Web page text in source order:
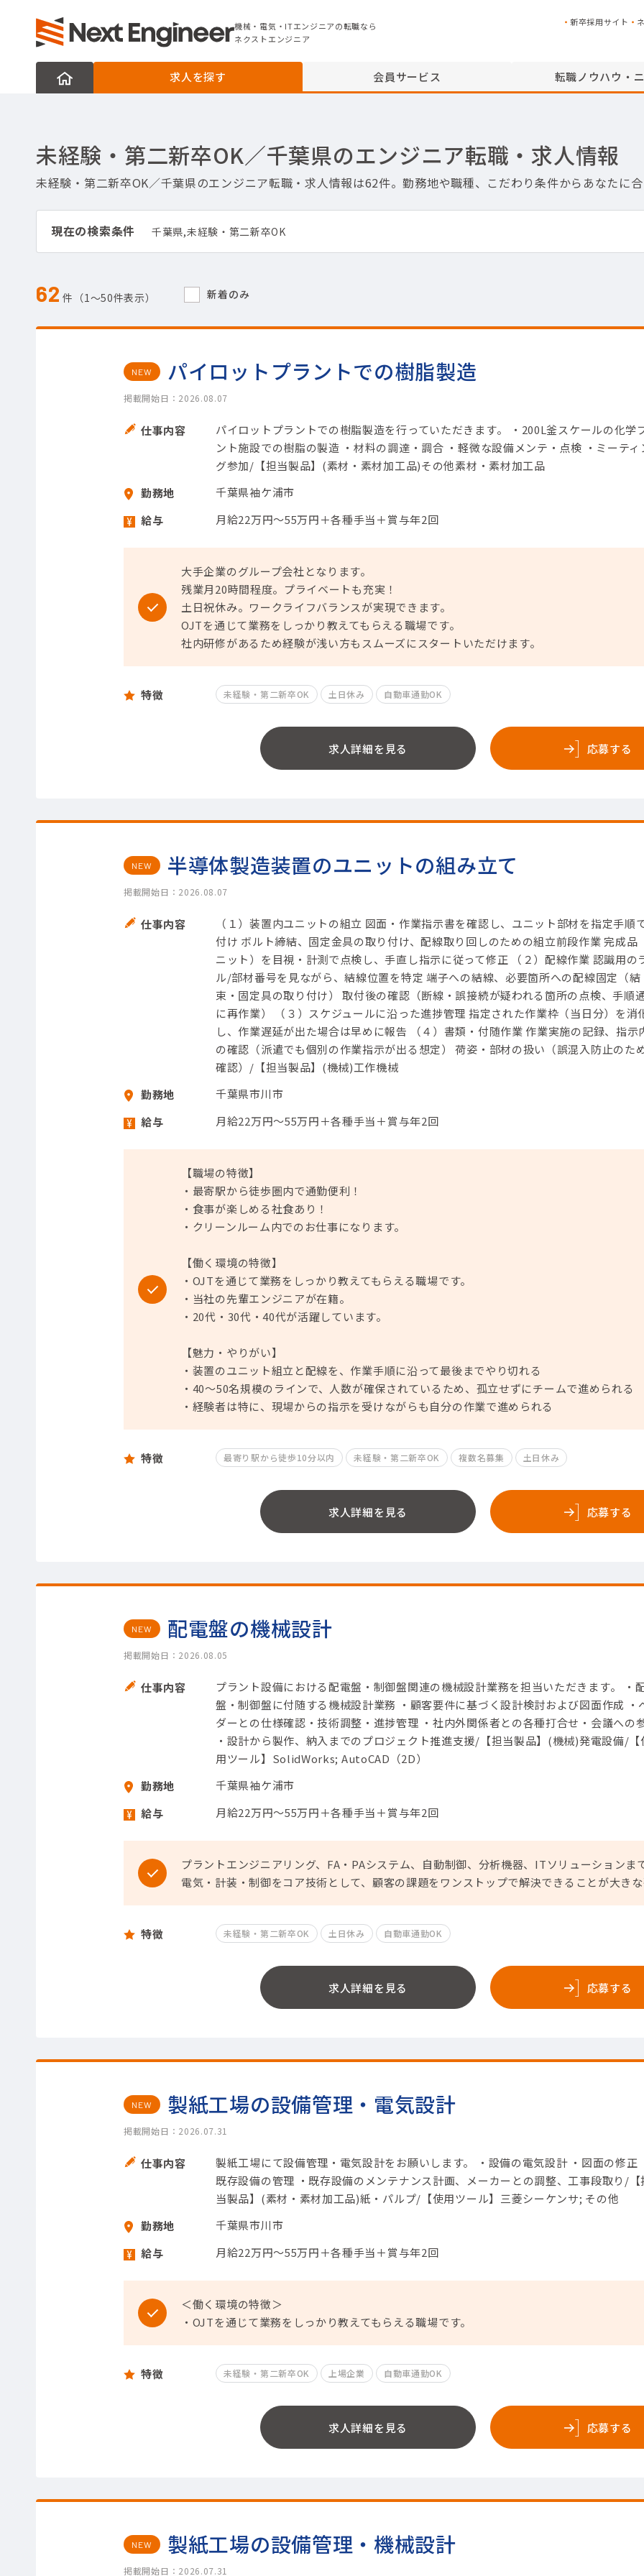
機械・電気・ITエンジニアの転職なら
機械・電気・ITエンジニアの転職なら
ネクストエンジニア
新卒採用サイト
求人を探す 会員サービス 転職ノウハウ・
未経験・第二新卒OK／千葉県のエンジニア転職・求人情報
未経験・第二新卒OK／千葉県のエンジニア転職・求人情報は62件。勤務地や職種、こだわり条件からあなたに
現在の検索条件 千葉県,未経験・第二新卒OK
62 件（1〜50件表示） 新着のみ
NEW パイロットプラントでの樹脂製造
掲載開始日：2026.08.07
仕事内容
パイロットプラントでの樹脂製造を行っていただきます。 ・200L釜スケールの化学
ント施設での樹脂の製造 ・材料の調達・調合 ・軽微な設備メンテ・点検 ・ミーティ
グ参加/【担当製品】(素材・素材加工品)その他素材・素材加工品
勤務地
千葉県袖ケ浦市
給与
月給22万円～55万円＋各種手当＋賞与年2回
大手企業のグループ会社となります。
残業月20時間程度。プライベートも充実！
土日祝休み。ワークライフバランスが実現できます。
OJTを通じて業務をしっかり教えてもらえる職場です。
社内研修があるため経験が浅い方もスムーズにスタートいただけます。
特徴 未経験・第二新卒OK 土日休み 自動車通勤OK
求人詳細を見る 応募する
NEW 半導体製造装置のユニットの組み立て
掲載開始日：2026.08.07
仕事内容
（１）装置内ユニットの組立 図面・作業指示書を確認し、ユニット部材を指定手順
付け ボルト締結、固定金具の取り付け、配線取り回しのための組立前段作業 完成品
ニット）を目視・計測で点検し、手直し指示に従って修正 （２）配線作業 認識用の
ル/部材番号を見ながら、結線位置を特定 端子への結線、必要箇所への配線固定（結
束・固定具の取り付け） 取付後の確認（断線・誤接続が疑われる箇所の点検、手順
に再作業） （３）スケジュールに沿った進捗管理 指定された作業枠（当日分）を消
し、作業遅延が出た場合は早めに報告 （４）書類・付随作業 作業実施の記録、指示
の確認（派遣でも個別の作業指示が出る想定） 荷姿・部材の扱い（誤混入防止のた
確認）/【担当製品】(機械)工作機械
勤務地
千葉県市川市
給与
月給22万円～55万円＋各種手当＋賞与年2回
【職場の特徴】
・最寄駅から徒歩圏内で通勤便利！
・食事が楽しめる社食あり！
・クリーンルーム内でのお仕事になります。
【働く環境の特徴】
・OJTを通じて業務をしっかり教えてもらえる職場です。
・当社の先輩エンジニアが在籍。
・20代・30代・40代が活躍しています。
【魅力・やりがい】
・装置のユニット組立と配線を、作業手順に沿って最後までやり切れる
・40～50名規模のラインで、人数が確保されているため、孤立せずにチームで進められる
・経験者は特に、現場からの指示を受けながらも自分の作業で進められる
特徴 最寄り駅から徒歩10分以内 未経験・第二新卒OK 複数名募集 土日休み
求人詳細を見る 応募する
NEW 配電盤の機械設計
掲載開始日：2026.08.05
仕事内容
プラント設備における配電盤・制御盤関連の機械設計業務を担当いただきます。 ・
盤・制御盤に付随する機械設計業務 ・顧客要件に基づく設計検討および図面作成 ・
ダーとの仕様確認・技術調整・進捗管理 ・社内外関係者との各種打合せ・会議への
・設計から製作、納入までのプロジェクト推進支援/【担当製品】(機械)発電設備/【
用ツール】SolidWorks; AutoCAD（2D）
勤務地
千葉県袖ケ浦市
給与
月給22万円～55万円＋各種手当＋賞与年2回
プラントエンジニアリング、FA・PAシステム、自動制御、分析機器、ITソリューションま
電気・計装・制御をコア技術として、顧客の課題をワンストップで解決できることが大き
特徴 未経験・第二新卒OK 土日休み 自動車通勤OK
求人詳細を見る 応募する
NEW 製紙工場の設備管理・電気設計
掲載開始日：2026.07.31
仕事内容
製紙工場にて設備管理・電気設計をお願いします。 ・設備の電気設計 ・図面の修正
既存設備の管理 ・既存設備のメンテナンス計画、メーカーとの調整、工事段取り/【
当製品】(素材・素材加工品)紙・パルプ/【使用ツール】三菱シーケンサ; その他
勤務地
千葉県市川市
給与
月給22万円～55万円＋各種手当＋賞与年2回
＜働く環境の特徴＞
・OJTを通じて業務をしっかり教えてもらえる職場です。
特徴 未経験・第二新卒OK 上場企業 自動車通勤OK
求人詳細を見る 応募する
NEW 製紙工場の設備管理・機械設計
掲載開始日：2026.07.31